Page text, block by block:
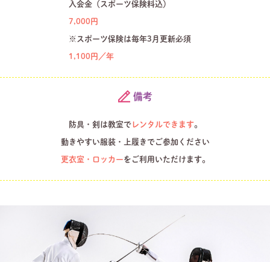
入会金（スポーツ保険料込）
7,000円
※スポーツ保険は毎年3月更新必須
1,100円／年
備考
防具・剣は教室でレンタルできます。
動きやすい服装・上履きでご参加ください
更衣室・ロッカーをご利用いただけます。